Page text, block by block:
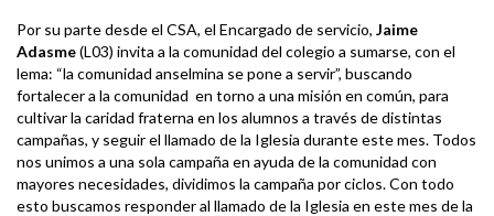
Por su parte desde el CSA, el Encargado de servicio, Jaime
Adasme(L03) invita a la comunidad del colegio a sumarse, con el
lema: “la comunidad anselmina se pone a servir”, buscando
fortalecer a la comunidad en torno a una misión en común, para
cultivar la caridad fraterna en los alumnos a través de distintas
campañas, y seguir el llamado de la Iglesia durante este mes. Todos
nos unimos a una sola campaña en ayuda de la comunidad con
mayores necesidades, dividimos la campaña por ciclos. Con todo
esto buscamos responder al llamado de la Iglesia en este mes de la